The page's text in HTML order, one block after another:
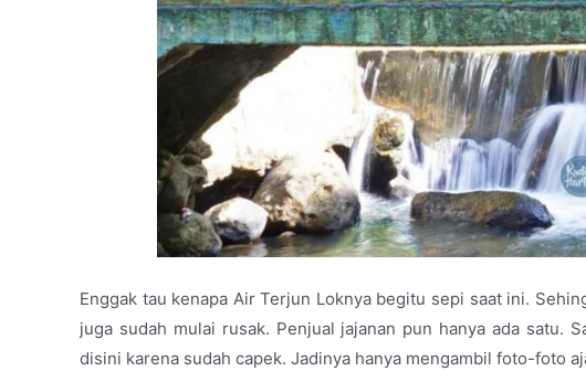
Enggak tau kenapa Air Terjun Loknya begitu sepi saat ini.
juga sudah mulai rusak. Penjual jajanan pun hanya ada satu.
disini karena sudah capek. Jadinya hanya mengambil foto-foto